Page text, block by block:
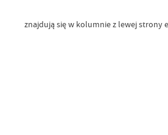
znajdują się w kolumnie z lewej strony